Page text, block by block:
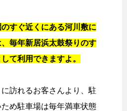
すぐ近くにある河川敷に
毎年新居浜太鼓祭りのす
て利用できますよ。
訪れるお客さんより、駐
め駐車場は毎年満車状態